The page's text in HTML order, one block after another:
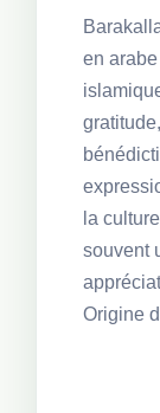
en
la
souvent
Origine